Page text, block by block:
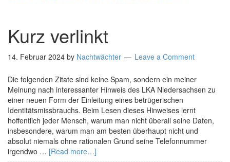
Kurz verlinkt
14. Februar 2024 by Nachtwächter Leave a Comment
Die folgenden Zitate sind keine Spam, sondern ein meiner
Meinung nach interessanter Hinweis des LKA Niedersachsen zu
einer neuen Form der Einleitung eines betrügerischen
Identitätsmissbrauchs. Beim Lesen dieses Hinweises lernt
hoffentlich jeder Mensch, warum man nicht überall seine Daten,
insbesondere, warum man am besten überhaupt nicht und
absolut niemals ohne rationalen Grund seine Telefonnummer
irgendwo … [Read more…]